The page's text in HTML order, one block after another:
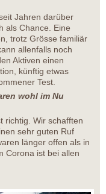
Jahren darüber
als Chance. Eine
trotz Grösse familiär
allenfalls noch
Aktiven einen
künftig etwas
Test.
wohl im Nu
richtig. Wir schafften
sehr guten Ruf
länger offen als in
Corona ist bei allen